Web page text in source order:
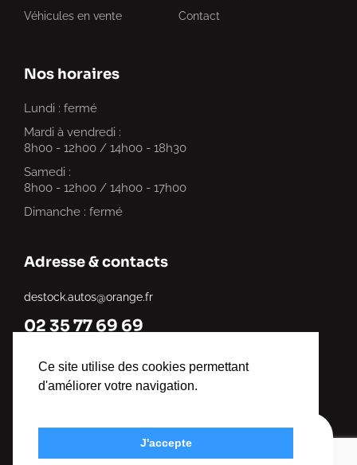
Ce site utilise des cookies permettant
d'améliorer votre navigation.
J'accepte
Véhicules en vente
Contact
Nos horaires
Lundi : fermé
Mardi à vendredi :
8h00 - 12h00 / 14h00 - 18h30
Samedi :
8h00 - 12h00 / 14h00 - 17h00
Dimanche : fermé
Adresse & contacts
321 chemin du Mesnillet, Criquebeuf-sur-Seine, France
02 35 77 69 69
destock.autos@orange.fr
Destock Auto
. Tous droits réservés.